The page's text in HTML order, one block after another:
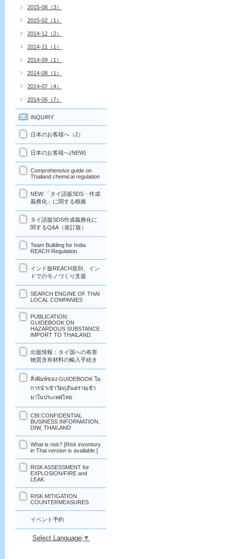
2015-08（3）
2015-02（1）
2014-12（2）
2014-11（1）
2014-09（1）
2014-08（1）
2014-07（4）
2014-06（7）
INQUIRY
日本のお客様へ（2）
日本のお客様へ(NEW)
Comprehensive guide on
Thailand chemical regulation
NEW:「タイ語版SDS・作成
義務化」に関する根拠
タイ語版SDS作成義務化に
関するQ&A（改訂版）
Team Building for India
REACH Regulation
インド版REACH規則、イン
ドでのモノづくり支援
SEARCH ENGINE OF THAI
LOCAL COMPANIES
PUBLICATION:
GUIDEBOOK ON
HAZARDOUS SUBSTANCE
IMPORT TO THAILAND.
出版情報：タイ国への有害
物質含有材料の輸入手続き
สิ่งพิมพ์ของ GUIDEBOOK ใน
การนำเข้าวัตถุอันตรายเข้า
มาในประเทศไทย
CBI:CONFIDENTIAL
BUSINESS INFORMATION,
DIW, THAILAND
What is risk? [Risk inventory
in Thai version is available.]
RISK ASSESSMENT for
EXPLOSION/FIRE and
LEAK
RISK MITIGATION
COUNTERMEASURES
イベント予約
Select Language ▼